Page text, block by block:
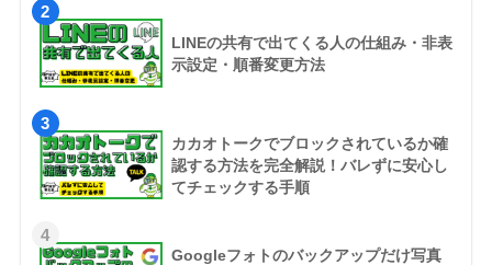
2
LINEの共有で出てくる人の仕組み・非表
示設定・順番変更方法
3
カカオトークでブロックされているか確
認する方法を完全解説！バレずに安心し
てチェックする手順
4
Googleフォトのバックアップだけ写真